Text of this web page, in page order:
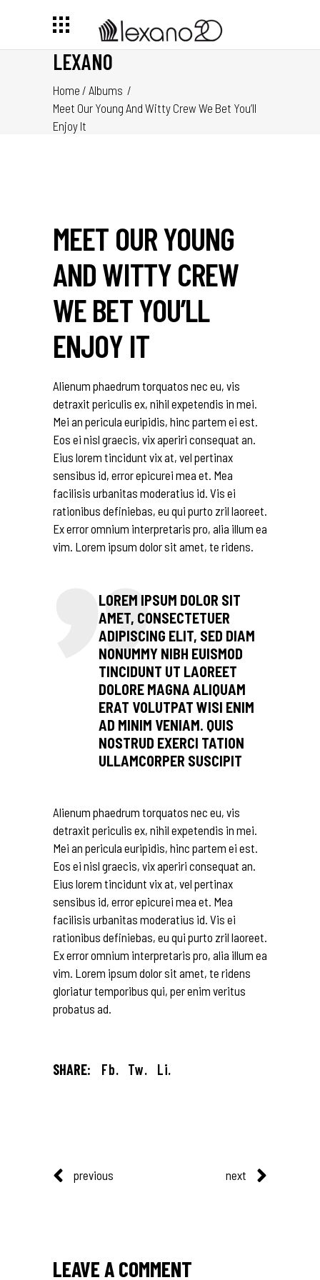
LEXANO
Home / Albums /
Meet Our Young And Witty Crew We Bet You’ll
Enjoy It
MEET OUR YOUNG
AND WITTY CREW
WE BET YOU’LL
ENJOY IT
Alienum phaedrum torquatos nec eu, vis
detraxit periculis ex, nihil expetendis in mei.
Mei an pericula euripidis, hinc partem ei est.
Eos ei nisl graecis, vix aperiri consequat an.
Eius lorem tincidunt vix at, vel pertinax
sensibus id, error epicurei mea et. Mea
facilisis urbanitas moderatius id. Vis ei
rationibus definiebas, eu qui purto zril laoreet.
Ex error omnium interpretaris pro, alia illum ea
vim. Lorem ipsum dolor sit amet, te ridens.
LOREM IPSUM DOLOR SIT
AMET, CONSECTETUER
ADIPISCING ELIT, SED DIAM
NONUMMY NIBH EUISMOD
TINCIDUNT UT LAOREET
DOLORE MAGNA ALIQUAM
ERAT VOLUTPAT WISI ENIM
AD MINIM VENIAM. QUIS
NOSTRUD EXERCI TATION
ULLAMCORPER SUSCIPIT
Alienum phaedrum torquatos nec eu, vis
detraxit periculis ex, nihil expetendis in mei.
Mei an pericula euripidis, hinc partem ei est.
Eos ei nisl graecis, vix aperiri consequat an.
Eius lorem tincidunt vix at, vel pertinax
sensibus id, error epicurei mea et. Mea
facilisis urbanitas moderatius id. Vis ei
rationibus definiebas, eu qui purto zril laoreet.
Ex error omnium interpretaris pro, alia illum ea
vim. Lorem ipsum dolor sit amet, te ridens
gloriatur temporibus qui, per enim veritus
probatus ad.
SHARE: Fb. Tw. Li.
previous next
LEAVE A COMMENT